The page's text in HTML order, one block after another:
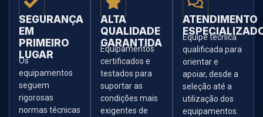
SEGURANÇA
EM
PRIMEIRO
LUGAR
Os
equipamentos
seguem
rigorosas
normas técnicas
ALTA
QUALIDADE
GARANTIDA
Equipamentos
certificados e
testados para
suportar as
condições mais
exigentes de
ATENDIMENTO
Equipe técnica
qualificada para
orientar e
apoiar, desde a
seleção até a
utilização dos
equipamentos.